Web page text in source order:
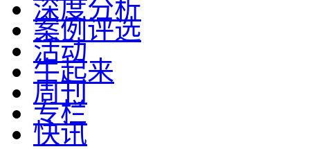
深度分析
案例评选
活动
牛起来
周刊
专栏
快讯